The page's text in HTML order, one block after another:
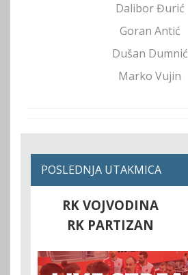
Dalibor Đurić
Goran Antić
Dušan Dumnić
Marko Vujin
POSLEDNJA UTAKMICA
RK VOJVODINA
RK PARTIZAN